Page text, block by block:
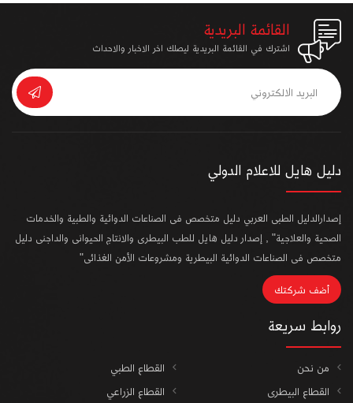
القائمة البريدية
اشترك في القائمة البريدية ليصلك اخر الاخبار والاحداث
دليل هايل للاعلام الدولي
إصدارالدليل الطبى العربي دليل متخصص فى الصناعات الدوائية والطبية والخدمات
الصحية والعلاجية" , إصدار دليل هايل للطب البيطرى والانتاج الحيوانى والداجنى دليل
متخصص فى الصناعات الدوائية البيطرية ومشروعات الأمن الغذائى"
أضف شركتك
روابط سريعة
من نحن
القطاع الطبي
القطاع البيطرى
القطاع الزراعي